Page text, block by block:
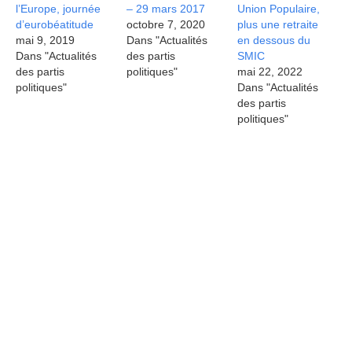
l’Europe, journée
d’eurobéatitude
mai 9, 2019
Dans "Actualités
des partis
politiques"
– 29 mars 2017
octobre 7, 2020
Dans "Actualités
des partis
politiques"
Union Populaire,
plus une retraite
en dessous du
SMIC
mai 22, 2022
Dans "Actualités
des partis
politiques"